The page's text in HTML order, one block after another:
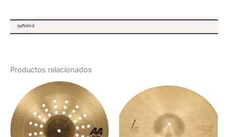
Productos relacionados